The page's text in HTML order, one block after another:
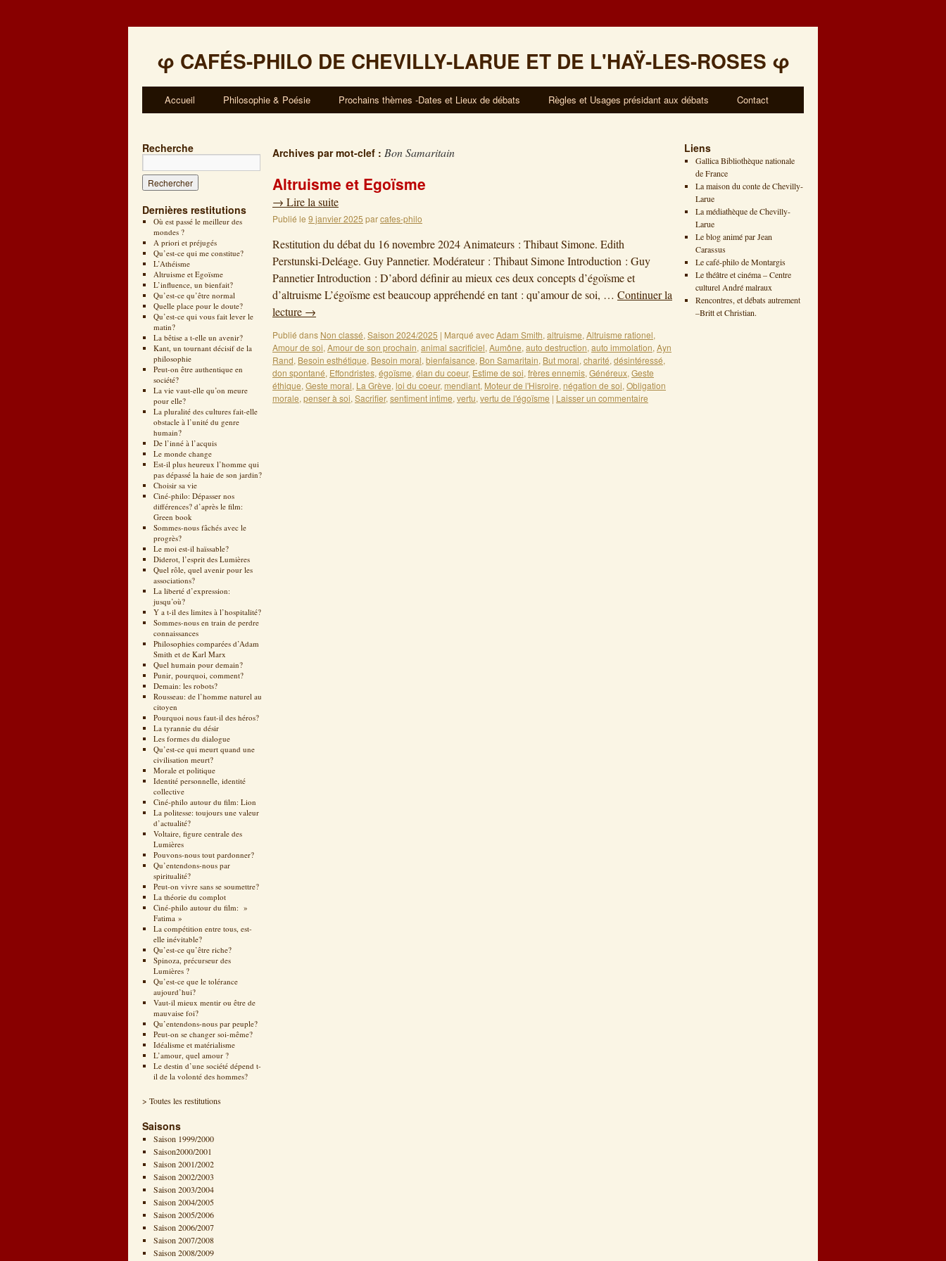
φ CAFÉS-PHILO DE CHEVILLY-LARUE ET DE L'HAŸ-LES-ROSES φ
Accueil Philosophie & Poésie Prochains thèmes -Dates et Lieux de débats Règles et Usages présidant aux débats Contact
Recherche
Dernières restitutions
Où est passé le meilleur des
mondes ?
A priori et préjugés
Qu’est-ce qui me constitue?
L’Athéisme
Altruisme et Egoïsme
L’influence, un bienfait?
Qu’est-ce qu’être normal
Quelle place pour le doute?
Qu’est-ce qui vous fait lever le
matin?
La bêtise a t-elle un avenir?
Kant, un tournant décisif de la
philosophie
Peut-on être authentique en
société?
La vie vaut-elle qu’on meure
pour elle?
La pluralité des cultures fait-elle
obstacle à l’unité du genre
humain?
De l’inné à l’acquis
Le monde change
Est-il plus heureux l’homme qui
pas dépassé la haie de son jardin?
Choisir sa vie
Ciné-philo: Dépasser nos
différences? d’après le film:
Green book
Sommes-nous fâchés avec le
progrès?
Le moi est-il haïssable?
Diderot, l’esprit des Lumières
Quel rôle, quel avenir pour les
associations?
La liberté d’expression:
jusqu’où?
Y a t-il des limites à l’hospitalité?
Sommes-nous en train de perdre
connaissances
Philosophies comparées d’Adam
Smith et de Karl Marx
Quel humain pour demain?
Punir, pourquoi, comment?
Demain: les robots?
Rousseau: de l’homme naturel au
citoyen
Pourquoi nous faut-il des héros?
La tyrannie du désir
Les formes du dialogue
Qu’est-ce qui meurt quand une
civilisation meurt?
Morale et politique
Identité personnelle, identité
collective
Ciné-philo autour du film: Lion
La politesse: toujours une valeur
d’actualité?
Voltaire, figure centrale des
Lumières
Pouvons-nous tout pardonner?
Qu’entendons-nous par
spiritualité?
Peut-on vivre sans se soumettre?
La théorie du complot
Ciné-philo autour du film: »
Fatima »
La compétition entre tous, est-
elle inévitable?
Qu’est-ce qu’être riche?
Spinoza, précurseur des
Lumières ?
Qu’est-ce que le tolérance
aujourd’hui?
Vaut-il mieux mentir ou être de
mauvaise foi?
Qu’entendons-nous par peuple?
Peut-on se changer soi-même?
Idéalisme et matérialisme
L’amour, quel amour ?
Le destin d’une société dépend t-
il de la volonté des hommes?
> Toutes les restitutions
Saisons
Saison 1999/2000
Saison2000/2001
Saison 2001/2002
Saison 2002/2003
Saison 2003/2004
Saison 2004/2005
Saison 2005/2006
Saison 2006/2007
Saison 2007/2008
Saison 2008/2009
Archives par mot-clef : Bon Samaritain
Altruisme et Egoïsme
→ Lire la suite
Publié le 9 janvier 2025 parcafes-philo
Restitution du débat du 16 novembre 2024 Animateurs : Thibaut Simone. Edith
Perstunski-Deléage. Guy Pannetier. Modérateur : Thibaut Simone Introduction : Guy
Pannetier Introduction : D’abord définir au mieux ces deux concepts d’égoïsme et
d’altruisme L’égoïsme est beaucoup appréhendé en tant : qu’amour de soi, … Continuer la
lecture →
Publié dans Non classé, Saison 2024/2025 | Marqué avecAdam Smith, altruisme, Altruisme rationel,
Amour de soi, Amour de son prochain, animal sacrificiel, Aumône, auto destruction, auto immolation, Ayn
Rand, Besoin esthétique, Besoin moral, bienfaisance, Bon Samaritain, But moral, charité, désintéressé,
don spontané, Effondristes, égoïsme, élan du coeur, Estime de soi, frères ennemis, Généreux, Geste
éthique, Geste moral, La Grève, loi du coeur, mendiant, Moteur de l'Hisroire, négation de soi, Obligation
morale, penser à soi, Sacrifier, sentiment intime, vertu, vertu de l'égoïsme | Laisser un commentaire
Liens
Gallica Bibliothèque nationale
de France
La maison du conte de Chevilly-
Larue
La médiathèque de Chevilly-
Larue
Le blog animé par Jean
Carassus
Le café-philo de Montargis
Le théâtre et cinéma – Centre
culturel André malraux
Rencontres, et débats autrement
–Britt et Christian.